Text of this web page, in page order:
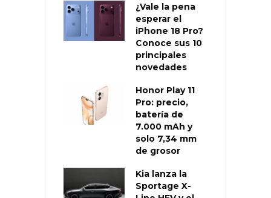
¿Vale la pena
esperar el
iPhone 18 Pro?
Conoce sus 10
principales
novedades
Honor Play 11
Pro: precio,
batería de
7.000 mAh y
solo 7,34 mm
de grosor
Kia lanza la
Sportage X-